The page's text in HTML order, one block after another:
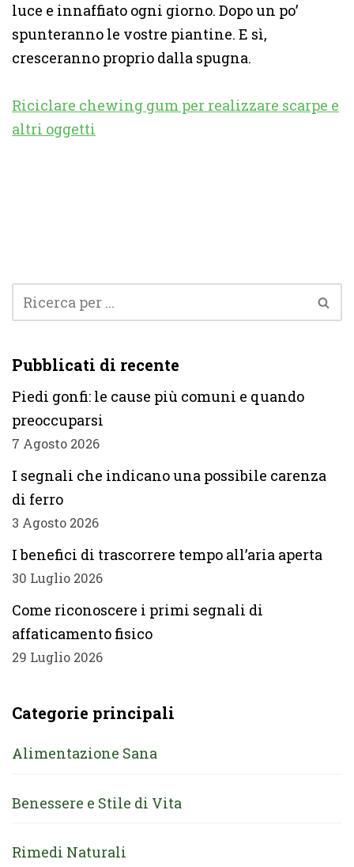
luce e innaffiato ogni giorno. Dopo un po’
spunteranno le vostre piantine. E sì,
cresceranno proprio dalla spugna.
Riciclare chewing gum per realizzare scarpe e
altri oggetti
Pubblicati di recente
Piedi gonfi: le cause più comuni e quando
preoccuparsi
7 Agosto 2026
I segnali che indicano una possibile carenza
di ferro
3 Agosto 2026
I benefici di trascorrere tempo all’aria aperta
30 Luglio 2026
Come riconoscere i primi segnali di
affaticamento fisico
29 Luglio 2026
Categorie principali
Alimentazione Sana
Benessere e Stile di Vita
Rimedi Naturali